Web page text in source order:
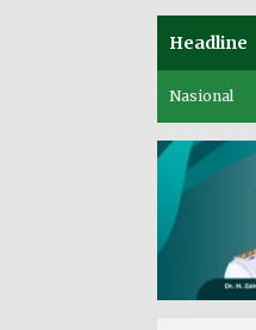
Headline
Nasional